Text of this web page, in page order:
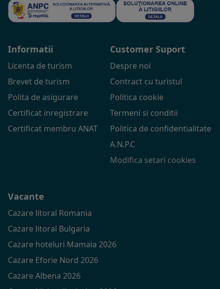
Informatii
Licenta de turism
Brevet de turism
Polita de asigurare
Certificat inregistrare
Certificat membru ANAT
Customer Suport
Despre noi
Contract cu turistul
Politica cookie
Termeni si conditii
Politica de confidentialitate
A.N.P.C
Modifica setari cookies
Vacante
Cazare litoral Romania
Cazare litoral Bulgaria
Cazare hoteluri Mamaia 2026
Cazare Eforie Nord 2026
Cazare Albena 2026